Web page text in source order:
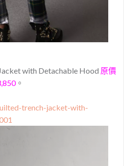
with Detachable Hood 原價
。
trench-jacket-with-